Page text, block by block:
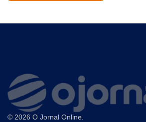
© 2026 O Jornal Online.